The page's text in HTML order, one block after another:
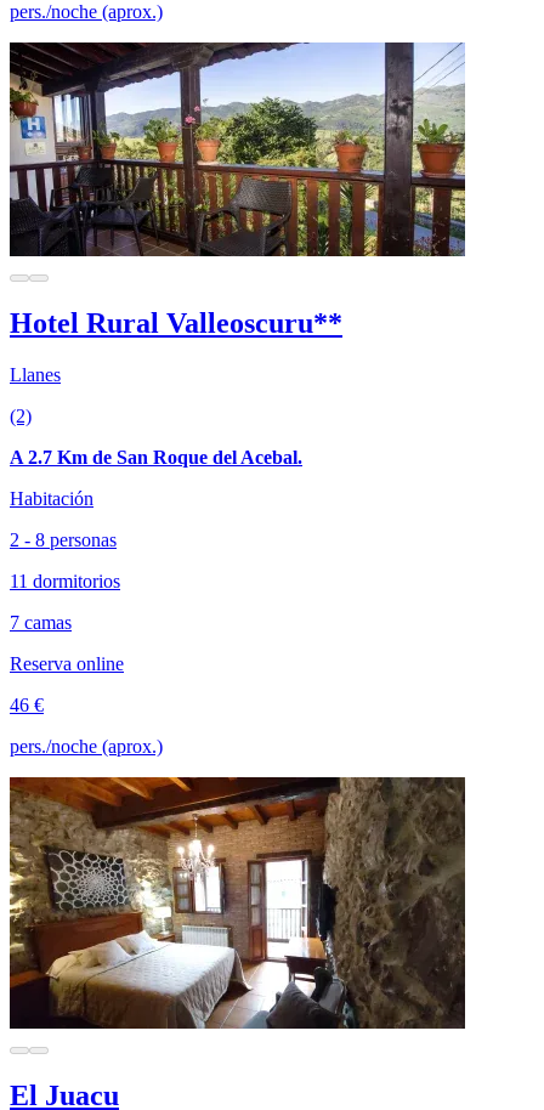
pers./noche (aprox.)
Hotel Rural Valleoscuru**
Llanes
(2)
A 2.7 Km de San Roque del Acebal.
Habitación
2 - 8 personas
11 dormitorios
7 camas
Reserva online
46 €
pers./noche (aprox.)
El Juacu